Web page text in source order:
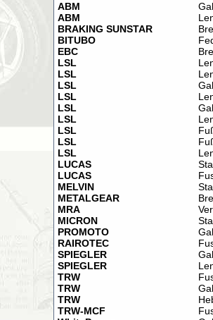
ABM
ABM
BRAKING SUNSTAR
BITUBO
EBC
LSL
LSL
LSL
LSL
LSL
LSL
LSL
LSL
LSL
LUCAS
LUCAS
MELVIN
METALGEAR
MRA
MICRON
PROMOTO
RAIROTEC
SPIEGLER
SPIEGLER
TRW
TRW
TRW
TRW-MCF